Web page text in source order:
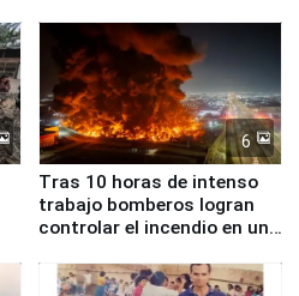
6
Tras 10 horas de intenso
trabajo bomberos logran
controlar el incendio en una
de Chile